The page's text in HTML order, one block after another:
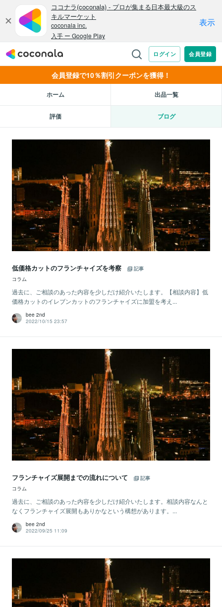
会員登録で10％割引クーポンを獲得！
ホーム 出品一覧
評価 ブログ
低価格カットのフランチャイズを考察
記事
コラム
過去に、ご相談のあった内容を少しだけ紹介いたします。【相談内容】低
価格カットのイレブンカットのフランチャイズに加盟を考え...
bee 2nd
2022/10/15 23:57
フランチャイズ展開までの流れについて
記事
コラム
過去に、ご相談のあった内容を少しだけ紹介いたします。相談内容なんと
なくフランチャイズ展開もありかなという構想があります。...
bee 2nd
2022/09/25 11:09